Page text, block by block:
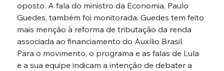
oposto. A fala do ministro da Economia, Paulo
Guedes, também foi monitorada. Guedes tem feito
mais menção à reforma de tributação da renda
associada ao financiamento do Auxílio Brasil.
Para o movimento, o programa e as falas de Lula
e a sua equipe indicam a intenção de debater a